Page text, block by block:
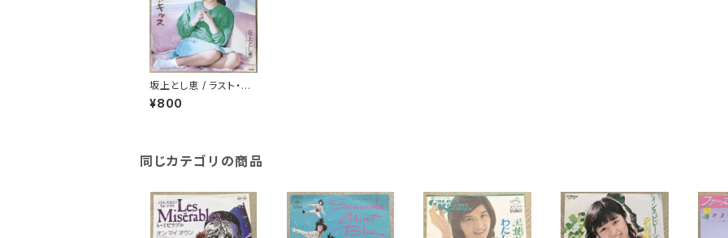
坂上とし恵 / ラスト・キ
ッス
¥800
同じカテゴリの商品